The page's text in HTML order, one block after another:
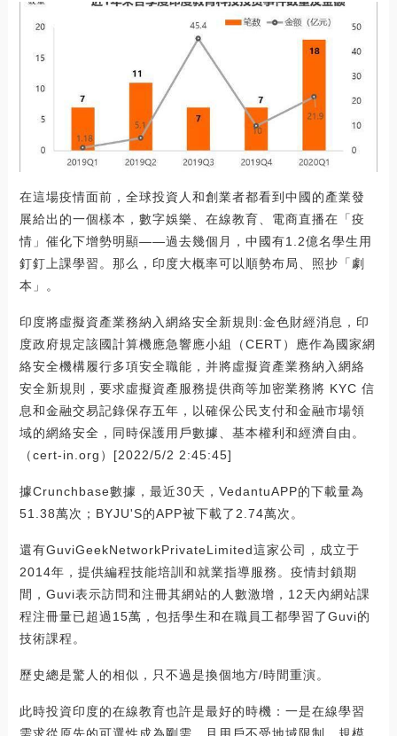
在這場疫情面前，全球投資人和創業者都看到中國的產業發
展給出的一個樣本，數字娛樂、在線教育、電商直播在「疫
情」催化下增勢明顯——過去幾個月，中國有1.2億名學生用
釘釘上課學習。那么，印度大概率可以順勢布局、照抄「劇
本」。
印度將虛擬資產業務納入網絡安全新規則:金色財經消息，印
度政府規定該國計算機應急響應小組（CERT）應作為國家網
絡安全機構履行多項安全職能，并將虛擬資產業務納入網絡
安全新規則，要求虛擬資產服務提供商等加密業務將 KYC 信
息和金融交易記錄保存五年，以確保公民支付和金融市場領
域的網絡安全，同時保護用戶數據、基本權利和經濟自由。
（cert-in.org）[2022/5/2 2:45:45]
據Crunchbase數據，最近30天，VedantuAPP的下載量為
51.38萬次；BYJU'S的APP被下載了2.74萬次。
還有GuviGeekNetworkPrivateLimited這家公司，成立于
2014年，提供編程技能培訓和就業指導服務。疫情封鎖期
間，Guvi表示訪問和注冊其網站的人數激增，12天內網站課
程注冊量已超過15萬，包括學生和在職員工都學習了Guvi的
技術課程。
歷史總是驚人的相似，只不過是換個地方/時間重演。
此時投資印度的在線教育也許是最好的時機：一是在線學習